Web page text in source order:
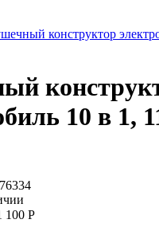
10 в 1,
100 Р